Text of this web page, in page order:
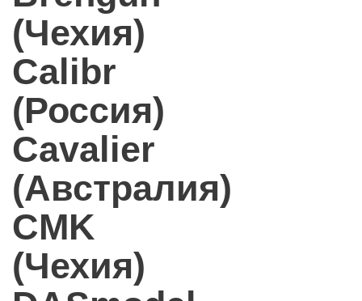
(Чехия)
Calibr
(Россия)
Cavalier
(Австралия)
CMK
(Чехия)